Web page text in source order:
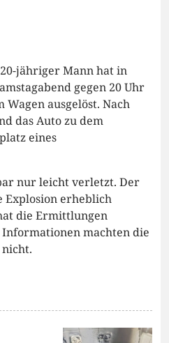
jähriger Mann hat in
gegen 20 Uhr
Wagen ausgelöst. Nach
das Auto zu dem
eines
nur leicht verletzt. Der
Explosion erheblich
die Ermittlungen
machten die